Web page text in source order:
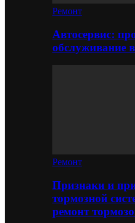
Ремонт
Автосервис:
обслуживание
Ремонт
Признаки и
тормозной
ремонт